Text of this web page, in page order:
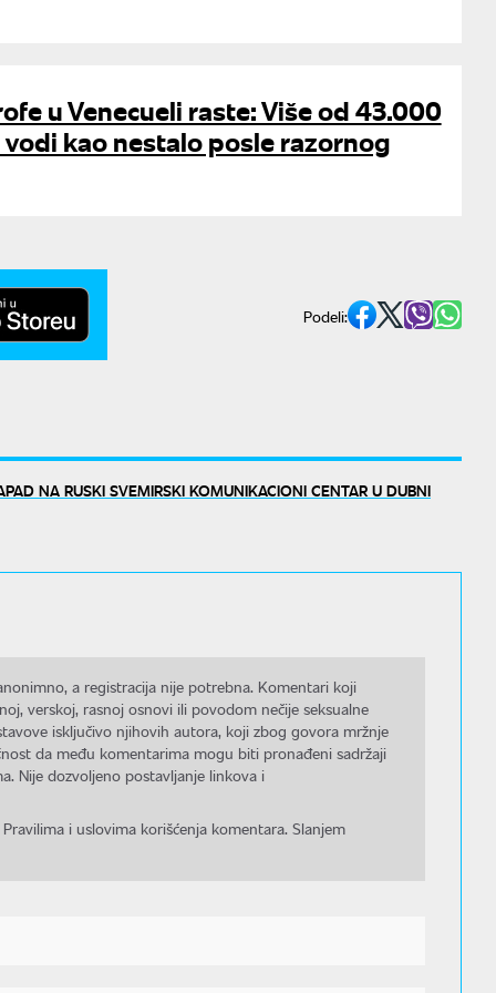
u Venecueli raste: Više od 43.000
kao nestalo posle razornog
Podeli:
NA RUSKI SVEMIRSKI KOMUNIKACIONI CENTAR U DUBNI
a registracija nije potrebna. Komentari koji
verskoj, rasnoj osnovi ili povodom nečije seksualne
isključivo njihovih autora, koji zbog govora mržnje
da među komentarima mogu biti pronađeni sadržaji
Nije dozvoljeno postavljanje linkova i
i uslovima korišćenja komentara. Slanjem